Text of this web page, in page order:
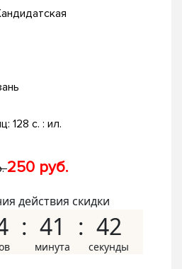
128 с. : ил.
250 руб.
действия скидки
41 41